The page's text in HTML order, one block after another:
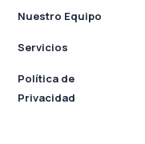
Nuestro Equipo
Servicios
Política de
Privacidad